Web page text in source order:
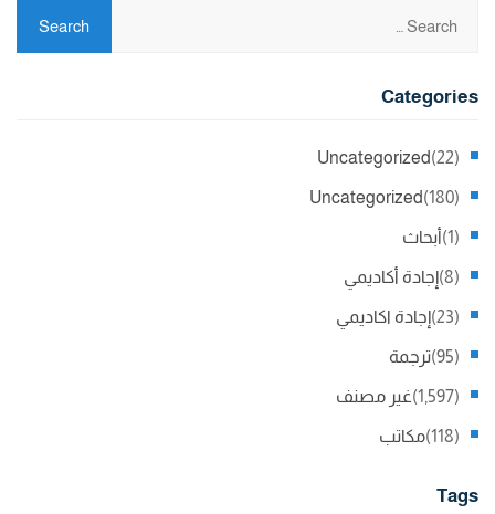
Categories
Uncategorized (22)
Uncategorized (180)
أبحاث (1)
إجادة أكاديمي (8)
إجادة اكاديمي (23)
ترجمة (95)
غير مصنف (1,597)
مكاتب (118)
Tags